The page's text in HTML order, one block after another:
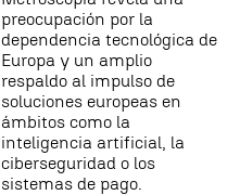
preocupación por la
dependencia tecnológica de
Europa y un amplio
respaldo al impulso de
soluciones europeas en
ámbitos como la
inteligencia artificial, la
ciberseguridad o los
sistemas de pago.